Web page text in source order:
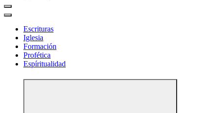
Escrituras
Iglesia
Formación
Profética
Espíritualidad